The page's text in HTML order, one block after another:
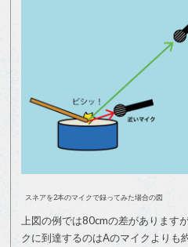
スネアを2本のマイクで録ってみた場合の図
上図の例では80cmの差があります
クに到達するのはAのマイクよりも